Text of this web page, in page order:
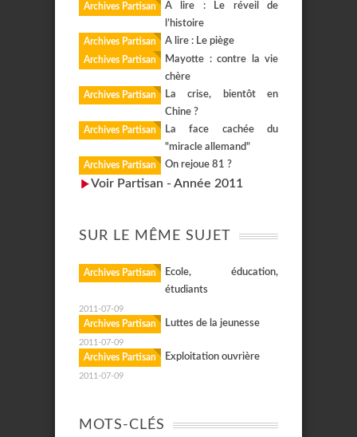
Archives Partisan
A lire : Le réveil de
l’histoire
Archives Partisan A lire : Le piège
Archives Partisan
Mayotte : contre la vie
chère
Archives Partisan
La crise, bientôt en
Chine ?
Archives Partisan
La face cachée du
"miracle allemand"
Archives Partisan On rejoue 81 ?
Voir Partisan - Année 2011
SUR LE MÊME SUJET
Archives Partisan
Ecole, éducation,
étudiants
2011-07-09
Archives Partisan Luttes de la jeunesse
2011-07-09
Archives Partisan Exploitation ouvrière
2011-07-09
MOTS-CLÉS